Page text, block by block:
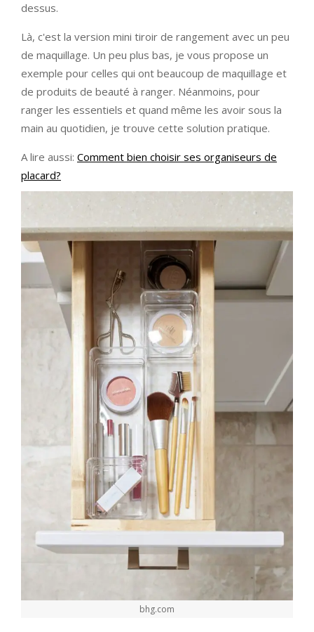
dessus.
Là, c'est la version mini tiroir de rangement avec un peu
de maquillage. Un peu plus bas, je vous propose un
exemple pour celles qui ont beaucoup de maquillage et
de produits de beauté à ranger. Néanmoins, pour
ranger les essentiels et quand même les avoir sous la
main au quotidien, je trouve cette solution pratique.
A lire aussi: Comment bien choisir ses organiseurs de
placard?
bhg.com